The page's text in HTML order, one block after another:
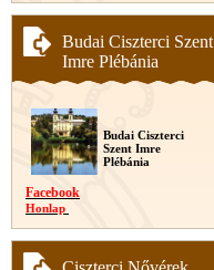
Budai Ciszterci Szent
Imre Plébánia
Budai Ciszterci
Szent Imre
Plébánia
Facebook
Honlap